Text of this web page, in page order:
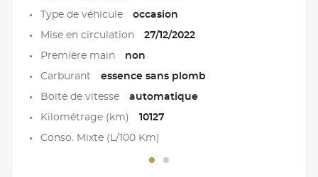
Type de véhicule occasion
Mise en circulation 27/12/2022
Première main non
Carburant essence sans plomb
Boite de vitesse automatique
Kilométrage (km) 10127
Conso. Mixte (L/100 Km)